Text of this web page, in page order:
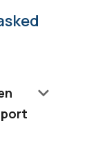
keyboard_arrow_down